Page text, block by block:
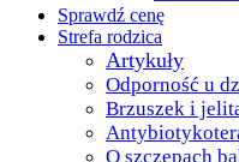
Sprawdź cenę
Strefa rodzica
Artykuły
Odporność u
Brzuszek i
O szczepach